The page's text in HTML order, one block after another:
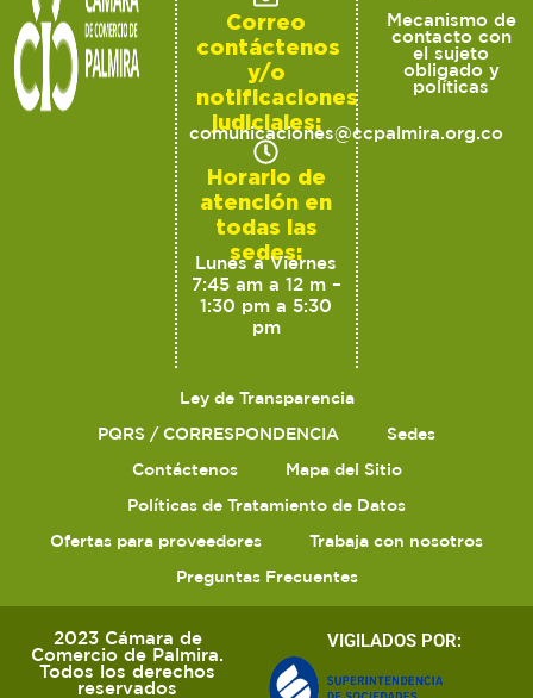
Correo
contáctenos
y/o
notificaciones
judiciales:
comunicaciones@ccpalmira.org.co
Horario de
atención en
todas las
sedes:
Lunes a Viernes
7:45 am a 12 m –
1:30 pm a 5:30
pm
Mecanismo de
contacto con
el sujeto
obligado y
políticas
Ley de Transparencia
PQRS / CORRESPONDENCIA
Sedes
Contáctenos
Mapa del Sitio
Políticas de Tratamiento de Datos
Ofertas para proveedores
Trabaja con nosotros
Preguntas Frecuentes
2023 Cámara de
Comercio de Palmira.
Todos los derechos
reservados
VIGILADOS POR: